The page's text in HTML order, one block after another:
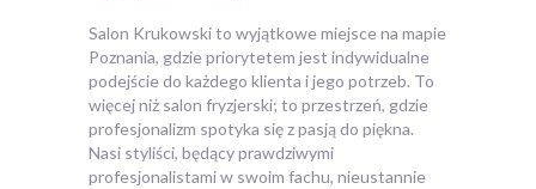
Salon Krukowski to wyjątkowe miejsce na mapie
Poznania, gdzie priorytetem jest indywidualne
podejście do każdego klienta i jego potrzeb. To
więcej niż salon fryzjerski; to przestrzeń, gdzie
profesjonalizm spotyka się z pasją do piękna.
Nasi styliści, będący prawdziwymi
profesjonalistami w swoim fachu, nieustannie